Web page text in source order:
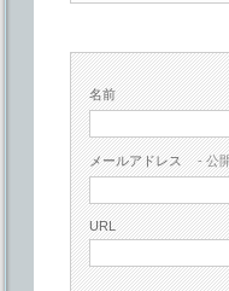
名前
メールアドレス - 公
URL